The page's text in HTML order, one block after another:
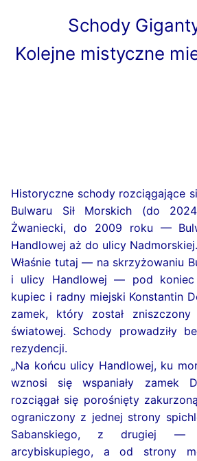
Schody
Kolejne mistyczne
Historyczne schody rozciągające
Bulwaru Sił Morskich (do
Żwaniecki, do 2009 roku —
Handlowej aż do ulicy Nadmorskiej.
Właśnie tutaj — na skrzyżowaniu
i ulicy Handlowej — pod koniec
kupiec i radny miejski Konstantin
zamek, który został
światowej. Schody prowadziły
rezydencji.
„Na końcu ulicy Handlowej, ku
wznosi się wspaniały zamek
rozciągał się porośnięty
ograniczony z jednej strony
Sabanskiego, z drugiej —
arcybiskupiego, a od strony